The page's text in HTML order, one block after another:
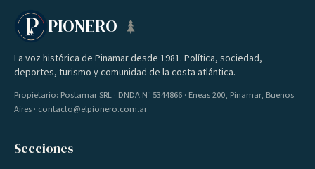
PIONERO
La voz histórica de Pinamar desde 1981. Política, sociedad,
deportes, turismo y comunidad de la costa atlántica.
Propietario: Postamar SRL · DNDA Nº 5344866 · Eneas 200, Pinamar, Buenos
Aires · contacto@elpionero.com.ar
Secciones